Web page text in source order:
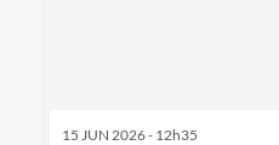
15 JUN 2026 - 12h35